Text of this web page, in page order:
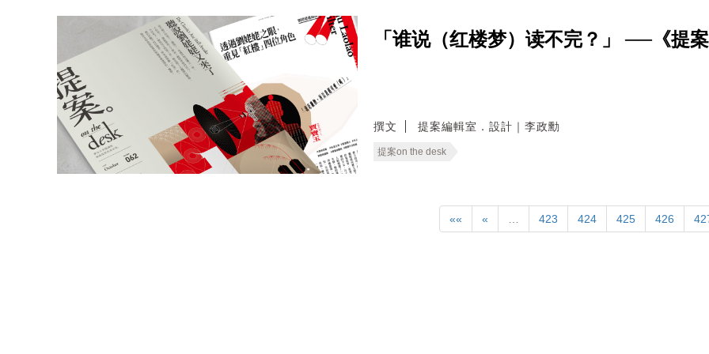
「谁说（红楼梦）读不完？」 ──《提
撰文 提案編輯室．設計｜李政勳
提案on the desk
«« « … 423 424 425 426